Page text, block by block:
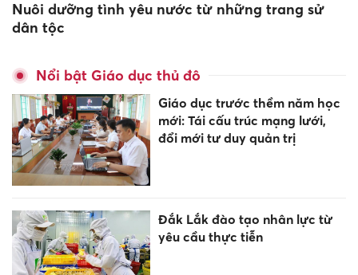
Nuôi dưỡng tình yêu nước từ những trang sử
dân tộc
Nổi bật Giáo dục thủ đô
Giáo dục trước thềm năm học
mới: Tái cấu trúc mạng lưới,
đổi mới tư duy quản trị
Đắk Lắk đào tạo nhân lực từ
yêu cầu thực tiễn